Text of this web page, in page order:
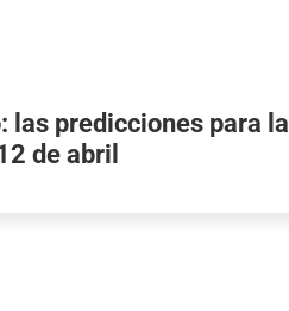
las predicciones para la
de abril